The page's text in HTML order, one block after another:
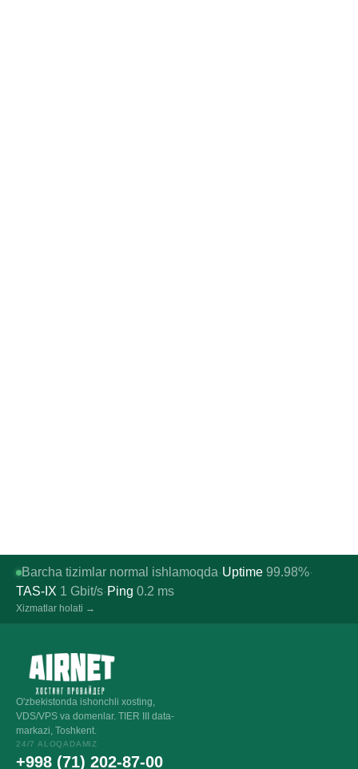
Barcha tizimlar normal ishlamoqda·Uptime 99.98%·
TAS-IX 1 Gbit/s· Ping 0.2 ms
Xizmatlar holati →
O'zbekistonda ishonchli xosting,
VDS/VPS va domenlar. TIER III data-
markazi, Toshkent.
24/7 ALOQADAMIZ
+998 (71) 202-87-00